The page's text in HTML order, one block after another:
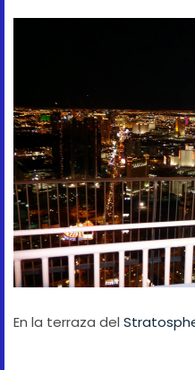
En la terraza del